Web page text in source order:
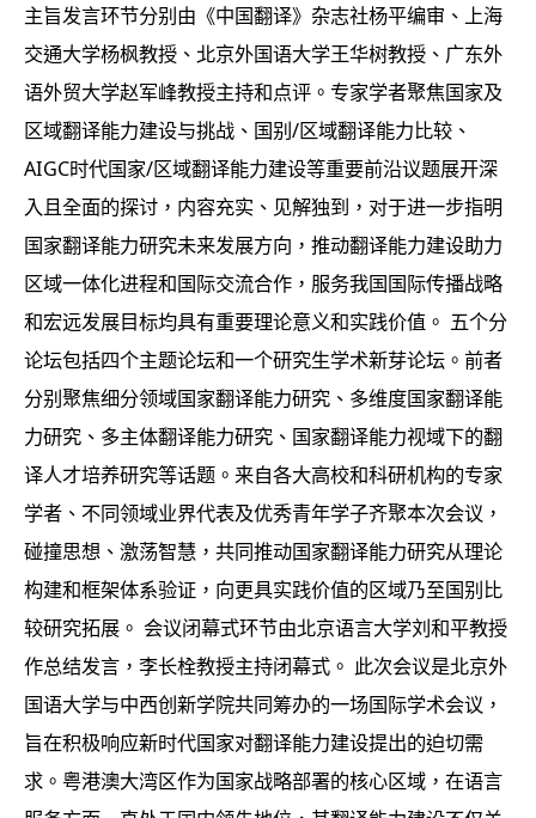
主旨发言环节分别由《中国翻译》杂志社杨平编审、上海
交通大学杨枫教授、北京外国语大学王华树教授、广东外
语外贸大学赵军峰教授主持和点评。专家学者聚焦国家及
区域翻译能力建设与挑战、国别/区域翻译能力比较、
AIGC时代国家/区域翻译能力建设等重要前沿议题展开深
入且全面的探讨，内容充实、见解独到，对于进一步指明
国家翻译能力研究未来发展方向，推动翻译能力建设助力
区域一体化进程和国际交流合作，服务我国国际传播战略
和宏远发展目标均具有重要理论意义和实践价值。 五个分
论坛包括四个主题论坛和一个研究生学术新芽论坛。前者
分别聚焦细分领域国家翻译能力研究、多维度国家翻译能
力研究、多主体翻译能力研究、国家翻译能力视域下的翻
译人才培养研究等话题。来自各大高校和科研机构的专家
学者、不同领域业界代表及优秀青年学子齐聚本次会议，
碰撞思想、激荡智慧，共同推动国家翻译能力研究从理论
构建和框架体系验证，向更具实践价值的区域乃至国别比
较研究拓展。 会议闭幕式环节由北京语言大学刘和平教授
作总结发言，李长栓教授主持闭幕式。 此次会议是北京外
国语大学与中西创新学院共同筹办的一场国际学术会议，
旨在积极响应新时代国家对翻译能力建设提出的迫切需
求。粤港澳大湾区作为国家战略部署的核心区域，在语言